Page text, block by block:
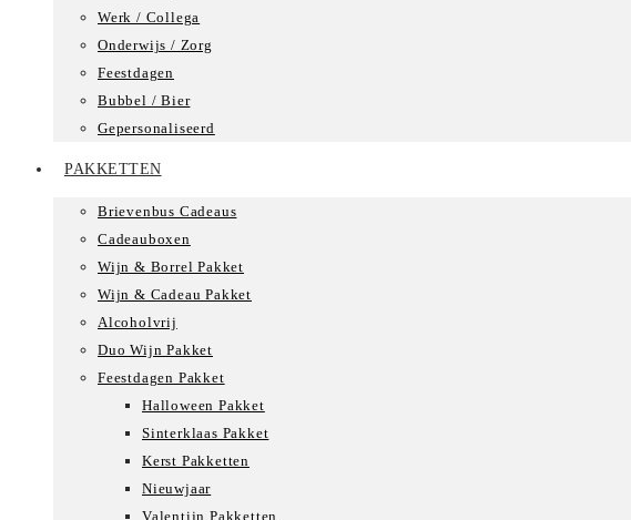
Werk / Collega
Onderwijs / Zorg
Feestdagen
Bubbel / Bier
Gepersonaliseerd
PAKKETTEN
Brievenbus Cadeaus
Cadeauboxen
Wijn & Borrel Pakket
Wijn & Cadeau Pakket
Alcoholvrij
Duo Wijn Pakket
Feestdagen Pakket
Halloween Pakket
Sinterklaas Pakket
Kerst Pakketten
Nieuwjaar
Valentijn Pakketten